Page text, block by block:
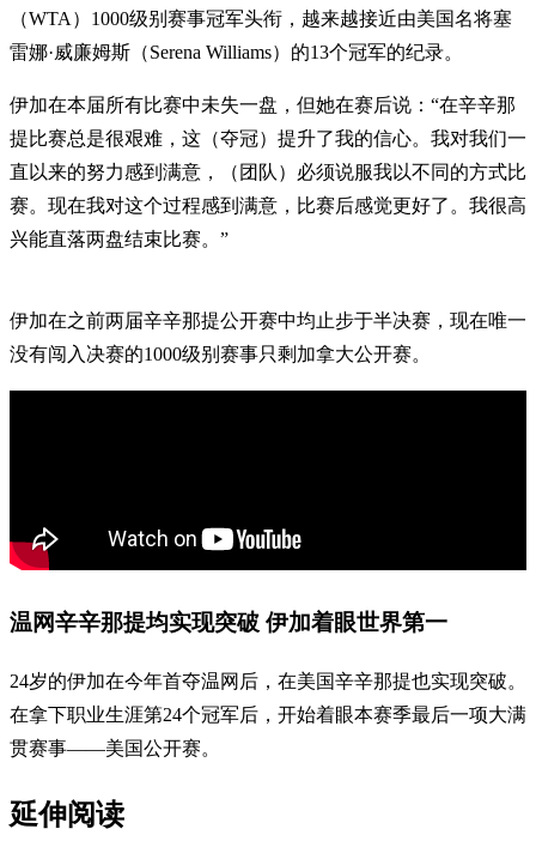
（WTA）1000级别赛事冠军头衔，越来越接近由美国名将塞
雷娜·威廉姆斯（Serena Williams）的13个冠军的纪录。
伊加在本届所有比赛中未失一盘，但她在赛后说：“在辛辛那
提比赛总是很艰难，这（夺冠）提升了我的信心。我对我们一
直以来的努力感到满意，（团队）必须说服我以不同的方式比
赛。现在我对这个过程感到满意，比赛后感觉更好了。我很高
兴能直落两盘结束比赛。”
伊加在之前两届辛辛那提公开赛中均止步于半决赛，现在唯一
没有闯入决赛的1000级别赛事只剩加拿大公开赛。
温网辛辛那提均实现突破 伊加着眼世界第一
24岁的伊加在今年首夺温网后，在美国辛辛那提也实现突破。
在拿下职业生涯第24个冠军后，开始着眼本赛季最后一项大满
贯赛事——美国公开赛。
延伸阅读